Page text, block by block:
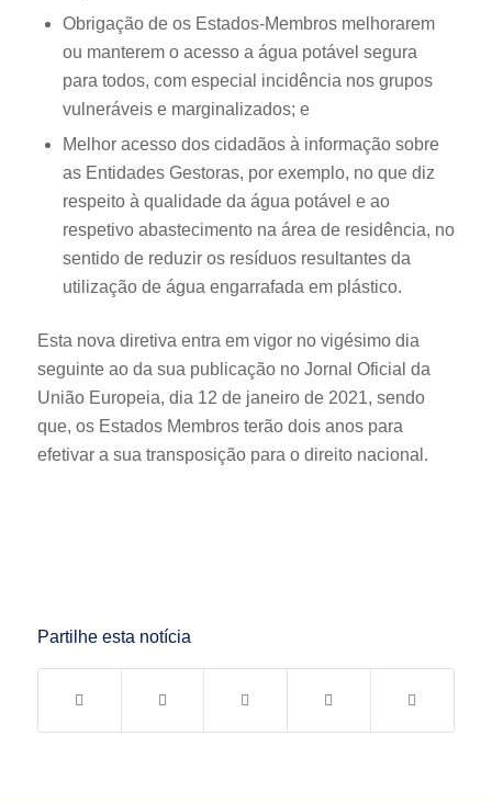
Obrigação de os Estados-Membros melhorarem
ou manterem o acesso a água potável segura
para todos, com especial incidência nos grupos
vulneráveis e marginalizados; e
Melhor acesso dos cidadãos à informação sobre
as Entidades Gestoras, por exemplo, no que diz
respeito à qualidade da água potável e ao
respetivo abastecimento na área de residência, no
sentido de reduzir os resíduos resultantes da
utilização de água engarrafada em plástico.
Esta nova diretiva entra em vigor no vigésimo dia
seguinte ao da sua publicação no Jornal Oficial da
União Europeia, dia 12 de janeiro de 2021, sendo
que, os Estados Membros terão dois anos para
efetivar a sua transposição para o direito nacional.
Partilhe esta notícia